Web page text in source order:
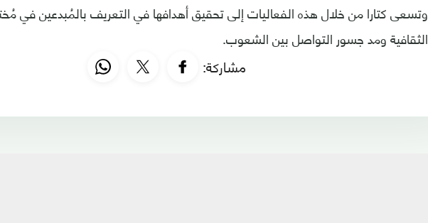
وتسعى كتارا من خلال هذه الفعاليات إلى تحقيق أهدافها في التعريف بالمُبدعين في
الثقافية ومد جسور التواصل بين الشعوب.
مشاركة: